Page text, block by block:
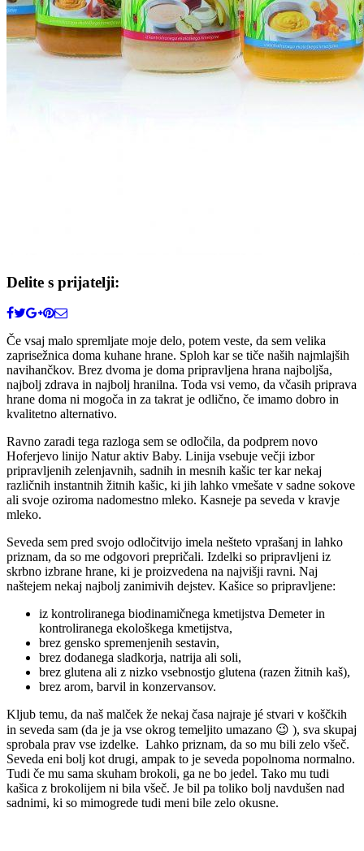
Delite s prijatelji:
Če vsaj malo spremljate moje delo, potem veste, da sem velika
zaprisežnica doma kuhane hrane. Sploh kar se tiče naših najmlajših
navihančkov. Brez dvoma je doma pripravljena hrana najboljša,
najbolj zdrava in najbolj hranilna. Toda vsi vemo, da včasih priprava
hrane doma ni mogoča in za takrat je odlično, če imamo dobro in
kvalitetno alternativo.
Ravno zaradi tega razloga sem se odločila, da podprem novo
Hoferjevo linijo Natur aktiv Baby. Linija vsebuje večji izbor
pripravljenih zelenjavnih, sadnih in mesnih kašic ter kar nekaj
različnih instantnih žitnih kašic, ki jih lahko vmešate v sadne sokove
ali svoje oziroma nadomestno mleko. Kasneje pa seveda v kravje
mleko.
Seveda sem pred svojo odločitvijo imela nešteto vprašanj in lahko
priznam, da so me odgovori prepričali. Izdelki so pripravljeni iz
skrbno izbrane hrane, ki je proizvedena na najvišji ravni. Naj
naštejem nekaj najbolj zanimivih dejstev. Kašice so pripravljene:
iz kontroliranega biodinamičnega kmetijstva Demeter in
kontroliranega ekološkega kmetijstva,
brez gensko spremenjenih sestavin,
brez dodanega sladkorja, natrija ali soli,
brez glutena ali z nizko vsebnostjo glutena (razen žitnih kaš),
brez arom, barvil in konzervansov.
Kljub temu, da naš malček že nekaj časa najraje jé stvari v koščkih
in seveda sam (da je ja vse okrog temeljito umazano 😉 ), sva skupaj
sprobala prav vse izdelke. Lahko priznam, da so mu bili zelo všeč.
Seveda eni bolj kot drugi, ampak to je seveda popolnoma normalno.
Tudi če mu sama skuham brokoli, ga ne bo jedel. Tako mu tudi
kašica z brokolijem ni bila všeč. Je bil pa toliko bolj navdušen nad
sadnimi, ki so mimogrede tudi meni bile zelo okusne.